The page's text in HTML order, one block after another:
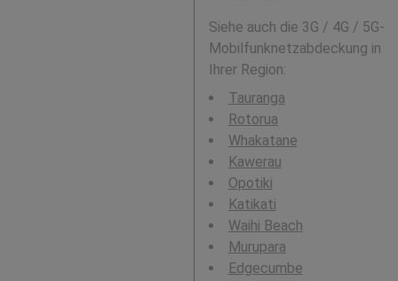
Siehe auch die 3G / 4G / 5G-
Mobilfunknetzabdeckung in
Ihrer Region:
Tauranga
Rotorua
Whakatane
Kawerau
Opotiki
Katikati
Waihi Beach
Murupara
Edgecumbe